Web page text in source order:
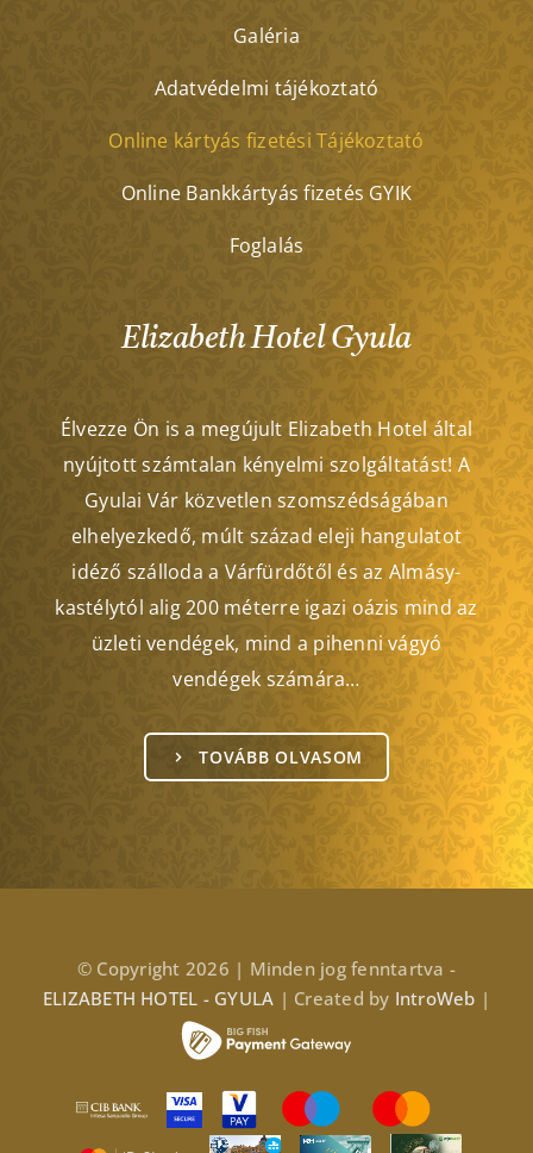
Galéria
Adatvédelmi tájékoztató
Online kártyás fizetési Tájékoztató
Online Bankkártyás fizetés GYIK
Foglalás
Elizabeth Hotel Gyula
Élvezze Ön is a megújult Elizabeth Hotel által
nyújtott számtalan kényelmi szolgáltatást! A
Gyulai Vár közvetlen szomszédságában
elhelyezkedő, múlt század eleji hangulatot
idéző szálloda a Várfürdőtől és az Almásy-
kastélytól alig 200 méterre igazi oázis mind az
üzleti vendégek, mind a pihenni vágyó
vendégek számára…
TOVÁBB OLVASOM
© Copyright 2026 | Minden jog fenntartva -
ELIZABETH HOTEL - GYULA | Created by IntroWeb |